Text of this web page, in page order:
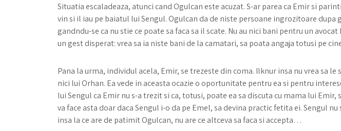
Situatia escaladeaza, atunci cand Ogulcan este acuzat. S-ar parea ca Emir si
vin si il iau pe baiatul lui Sengul. Ogulcan da de niste persoane ingrozitoare
gandndu-se ca nu stie ce poate sa faca sa il scate. Nu au nici bani pentru un avocat
un gest disperat: vrea sa ia niste bani de la camatari, sa poata angaja totusi pe
Pana la urma, individul acela, Emir, se trezeste din coma. Ilknur insa nu vrea sa le
nici lui Orhan. Ea vede in aceasta ocazie o oportunitate pentru ea si pentru
lui Sengul ca Emir nu s-a trezit si ca, totusi, poate ea sa discuta cu mama lui
va face asta doar daca Sengul i-o da pe Emel, sa devina practic fetita ei. Sengul nu
insa la ce are de patimit Ogulcan, nu are ce altceva sa faca si accepta…